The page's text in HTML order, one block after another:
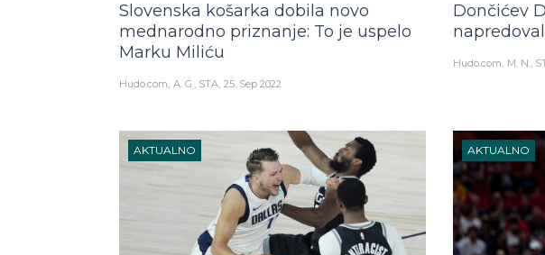
Slovenska košarka dobila novo
mednarodno priznanje: To je uspelo
Marku Miliću
Hudo.com A. G., STA 25. Sep 2022
Dončićev
Hudo.com M. N.,
AKTUALNO AKTUALNO